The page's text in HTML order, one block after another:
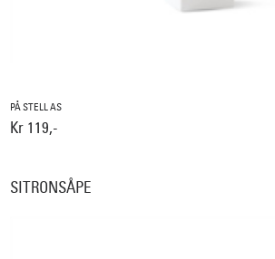
PÅ STELL AS
Kr 119,-
SITRONSÅPE